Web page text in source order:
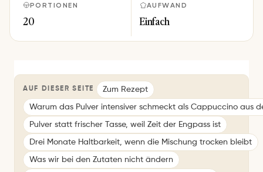
PORTIONEN
20
AUFWAND
Einfach
AUF DIESER SEITE Zum Rezept
Warum das Pulver intensiver schmeckt als Cappuccino aus
Pulver statt frischer Tasse, weil Zeit der Engpass ist
Drei Monate Haltbarkeit, wenn die Mischung trocken bleibt
Was wir bei den Zutaten nicht ändern